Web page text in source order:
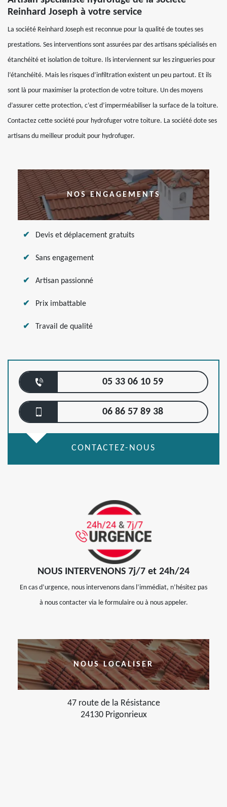
Reinhard Joseph à votre service
La société Reinhard Joseph est reconnue pour la qualité de toutes ses
prestations. Ses interventions sont assurées par des artisans spécialisés en
étanchéité et isolation de toiture. Ils interviennent sur les zingueries pour
l’étanchéité. Mais les risques d’infiltration existent un peu partout. Et ils
sont là pour maximiser la protection de votre toiture. Un des moyens
d’assurer cette protection, c’est d’imperméabiliser la surface de la toiture.
Contactez cette société pour hydrofuger votre toiture. La société dote ses
artisans du meilleur produit pour hydrofuger.
NOS ENGAGEMENTS
Devis et déplacement gratuits
Sans engagement
Artisan passionné
Prix imbattable
Travail de qualité
05 33 06 10 59
06 86 57 89 38
CONTACTEZ-NOUS
NOUS INTERVENONS 7j/7 et 24h/24
En cas d’urgence, nous intervenons dans l’immédiat, n’hésitez pas
à nous contacter via le formulaire ou à nous appeler.
NOUS LOCALISER
47 route de la Résistance
24130 Prigonrieux